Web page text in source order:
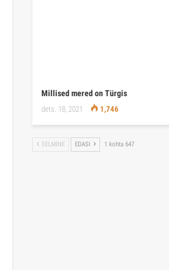
Millised mered on Türgis
dets. 18, 2021 1,746
EELMINE EDASI 1 kohta 647